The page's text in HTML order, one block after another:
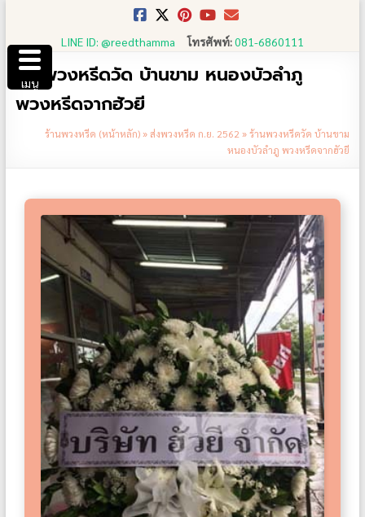
content
LINE ID: @reedthamma โทรศัพท์:081-6860111
ร้านพวงหรีดวัด บ้านขาม หนองบัวลำภู
พวงหรีดจากฮัวยี
ร้านพวงหรีด (หน้าหลัก)»ส่งพวงหรีด ก.ย. 2562 »ร้านพวงหรีดวัด บ้านขาม
หนองบัวลำภู พวงหรีดจากฮัวยี
เมนู